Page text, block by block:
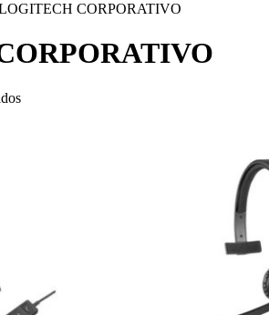
CORPORATIVO
Ordenado